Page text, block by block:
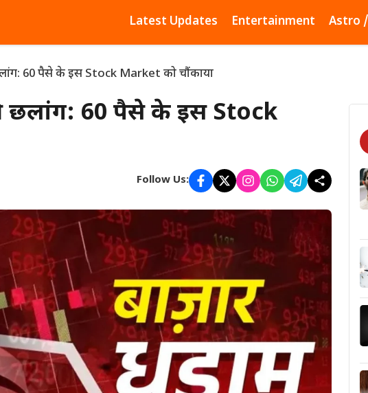
Latest Updates Entertainment Astro
60 पैसे के इस Stock Market को चौंकाया
छलांग: 60 पैसे के इस Stock
Follow Us: